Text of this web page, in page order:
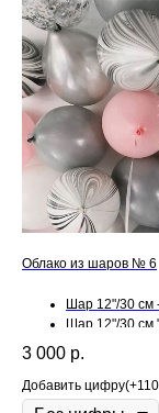
Облако из шаров № 6
Шар 12"/30 см
Шар 12"/30 см
шт.
3 000 р.
Добавить